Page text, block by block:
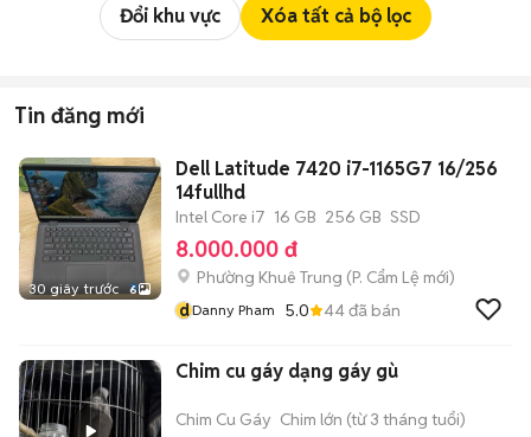
Đổi khu vực Xóa tất cả bộ lọc
Tin đăng mới
30 giây trước 6
Dell Latitude 7420 i7-1165G7 16/256
14fullhd
Intel Core i7 16 GB 256 GB SSD
8.000.000 đ
Phường Khuê Trung (P. Cẩm Lệ mới)
dDanny Pham 5.0 44đã bán
Chim cu gáy dạng gáy gù
Chim Cu Gáy Chim lớn (từ 3 tháng tuổi)